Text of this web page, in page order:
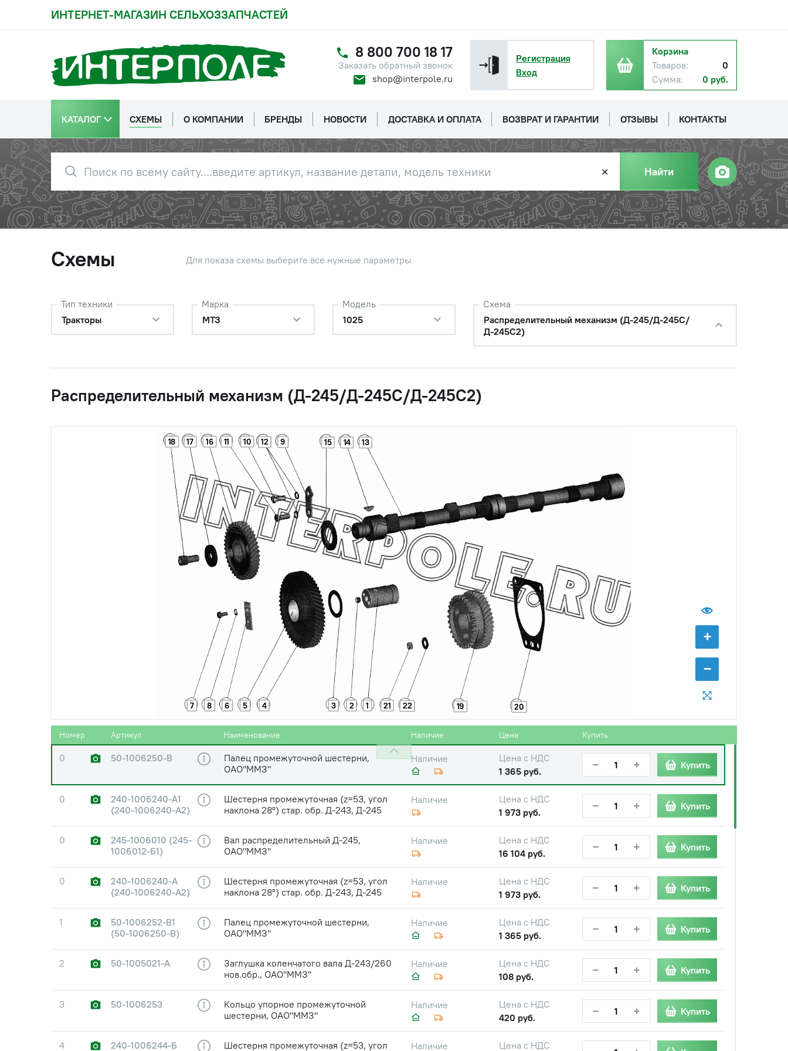
ИНТЕРНЕТ-МАГАЗИН СЕЛЬХОЗЗАПЧАСТЕЙ
8 800 700 18 17
Заказать обратный звонок
shop@interpole.ru
Регистрация
Вход
Корзина
Товаров:
0
Сумма:
0 руб.
КАТАЛОГ СХЕМЫ О КОМПАНИИ БРЕНДЫ НОВОСТИ ДОСТАВКА И ОПЛАТА ВОЗВРАТ И ГАРАНТИИ ОТЗЫВЫ КОНТАКТЫ
✕ Найти
Схемы Для показа схемы выберите все нужные параметры
Тип техники
Тракторы
Марка
МТЗ
Модель
1025
Схема
Распределительный механизм (Д-245/Д-245С/
Д-245С2)
Распределительный механизм (Д-245/Д-245С/Д-245С2)
+
−
1
2
3
4
5
6
7 8
9
10
11 12 13
14
15
16
17
18
19 20
21 22
Номер Артикул Наименование Наличие Цена Купить
0 50-1006250-В
Палец промежуточной шестерни,
ОАО"ММЗ"
Наличие
Цена с НДС
1 365 руб.
− + Купить
0
240-1006240-А1
(240-1006240-А2)
Шестерня промежуточная (z=53, угол
наклона 28°) стар. обр. Д-243, Д-245
Наличие
Цена с НДС
1 973 руб.
− + Купить
0
245-1006010 (245-
1006012-Б1)
Вал распределительный Д-245,
ОАО"ММЗ"
Наличие
Цена с НДС
16 104 руб.
− + Купить
0
240-1006240-А
(240-1006240-А2)
Шестерня промежуточная (z=53, угол
наклона 28°) стар. обр. Д-243, Д-245
Наличие
Цена с НДС
1 973 руб.
− + Купить
1
50-1006252-В1
(50-1006250-В)
Палец промежуточной шестерни,
ОАО"ММЗ"
Наличие
Цена с НДС
1 365 руб.
− + Купить
2 50-1005021-А
Заглушка коленчатого вала Д-243/260
нов.обр., ОАО"ММЗ"
Наличие
Цена с НДС
108 руб.
− + Купить
3 50-1006253
Кольцо упорное промежуточной
шестерни, ОАО"ММЗ"
Наличие
Цена с НДС
420 руб.
− + Купить
4
240-1006244-Б
Шестерня промежуточная (z=53, угол
Наличие
Цена с НДС